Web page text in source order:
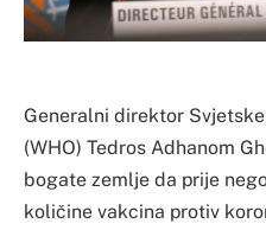
Generalni direktor
(WHO) Tedros Adhanom
bogate zemlje da prije
količine vakcina protiv